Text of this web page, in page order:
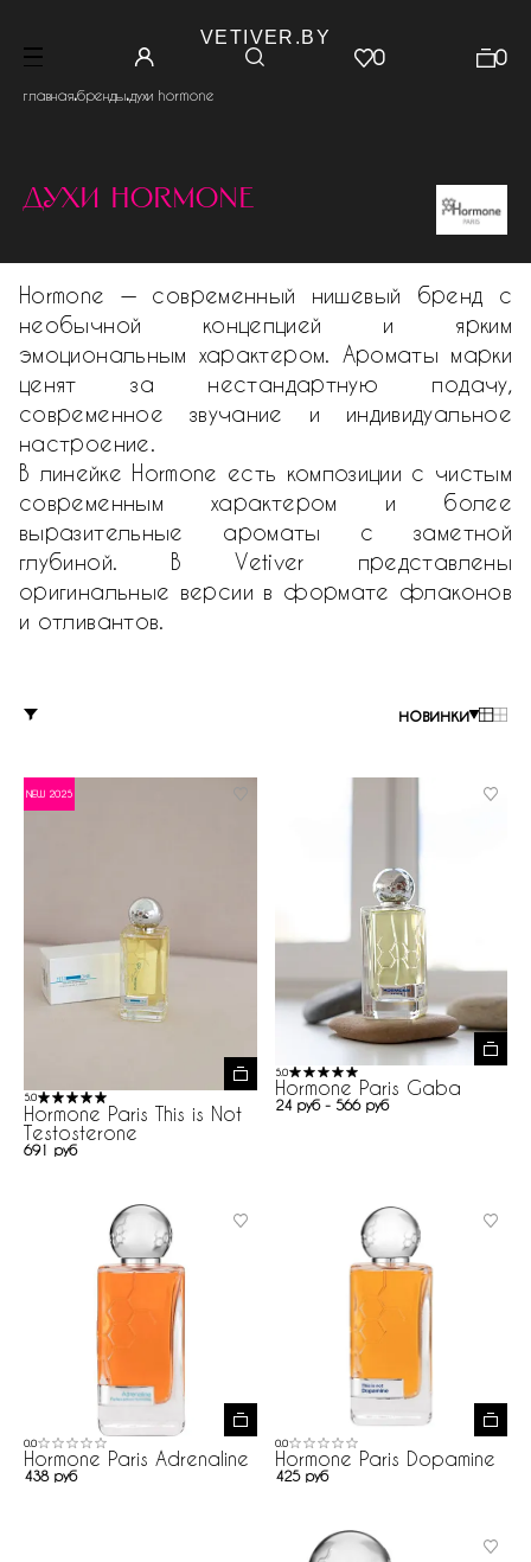
VETIVER.BY
0 0
главная.бренды.духи hormone
духи hormone
Hormone — современный нишевый бренд с
необычной концепцией и ярким
эмоциональным характером. Ароматы марки
ценят за нестандартную подачу,
современное звучание и индивидуальное
настроение.
В линейке Hormone есть композиции с чистым
современным характером и более
выразительные ароматы с заметной
глубиной. В Vetiver представлены
оригинальные версии в формате флаконов
и отливантов.
новинки
NEW 2025
5.0
Hormone Paris This is Not
Testosterone
691 руб
5.0
Hormone Paris Gaba
24 руб - 566 руб
0.0
Hormone Paris Adrenaline
438 руб
0.0
Hormone Paris Dopamine
425 руб